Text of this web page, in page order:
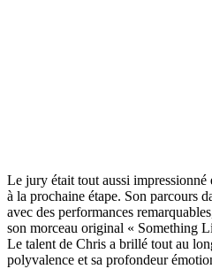
Le jury était tout aussi
à la prochaine étape. Son parcours
avec des performances
son morceau original « Something
Le talent de Chris a brillé tout au
polyvalence et sa profondeur